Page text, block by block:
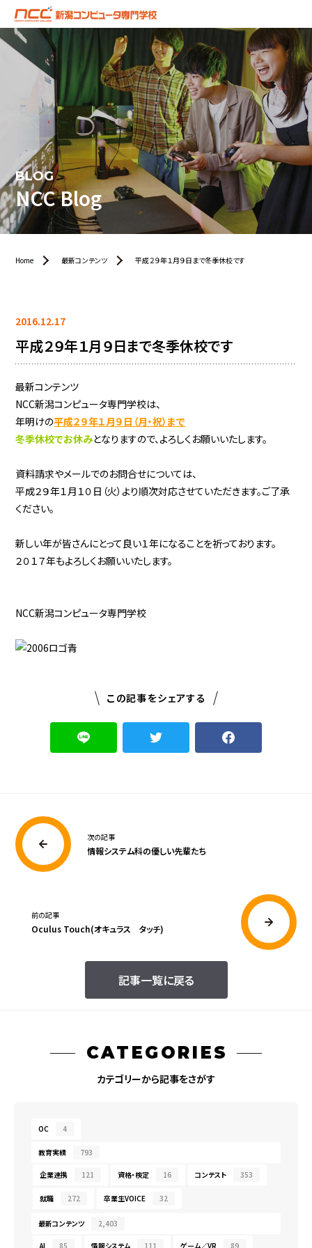
BLOG
NCC Blog
Home 最新コンテンツ 平成２９年１月９日まで冬季休校です
2016.12.17
平成２９年１月９日まで冬季休校です
最新コンテンツ
NCC新潟コンピュータ専門学校は、
年明けの平成２９年１月９日（月・祝）まで
冬季休校でお休みとなりますので、よろしくお願いいたします。
資料請求やメールでのお問合せについては、
平成２９年１月１０日（火）より順次対応させていただきます。ご了承
ください。
新しい年が皆さんにとって良い１年になることを祈っております。
２０１７年もよろしくお願いいたします。
NCC新潟コンピュータ専門学校
この記事をシェアする
次の記事
情報システム科の優しい先輩たち
記事一覧に戻る
前の記事
Oculus Touch(オキュラス タッチ)
CATEGORIES
カテゴリーから記事をさがす
OC 4
教育実績 793
企業連携 121 資格・検定 16 コンテスト 353
就職 272 卒業生VOICE 32
最新コンテンツ 2,403
AI 85 情報システム 111 ゲーム／VR 89